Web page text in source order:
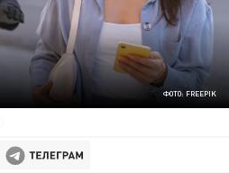
ФОТО: FREEPIK